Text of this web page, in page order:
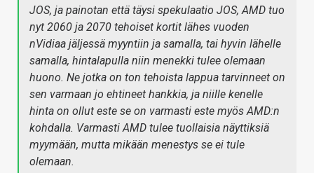
JOS, ja painotan että täysi spekulaatio JOS, AMD tuo
nyt 2060 ja 2070 tehoiset kortit lähes vuoden
nVidiaa jäljessä myyntiin ja samalla, tai hyvin lähelle
samalla, hintalapulla niin menekki tulee olemaan
huono. Ne jotka on ton tehoista lappua tarvinneet on
sen varmaan jo ehtineet hankkia, ja niille kenelle
hinta on ollut este se on varmasti este myös AMD:n
kohdalla. Varmasti AMD tulee tuollaisia näyttiksiä
myymään, mutta mikään menestys se ei tule
olemaan.